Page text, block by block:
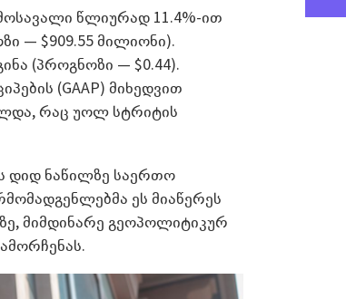
წლიურად 11.4%-ით
— $909.55 მილიონი).
(პროგნოზი — $0.44).
(GAAP) მიხედვით
რაც უოლ სტრიტის
დიდ ნაწილზე საერთო
ეს მიაწერეს
მიმდინარე გეოპოლიტიკურ